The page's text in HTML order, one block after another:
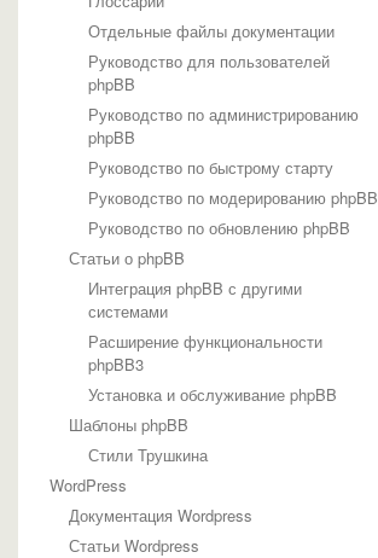
Отдельные файлы документации
Руководство для пользователей
phpBB
Руководство по администрированию
phpBB
Руководство по быстрому старту
Руководство по модерированию phpBB
Руководство по обновлению phpBB
Статьи о phpBB
Интеграция phpBB с другими
системами
Расширение функциональности
phpBB3
Установка и обслуживание phpBB
Шаблоны phpBB
Стили Трушкина
WordPress
Документация Wordpress
Статьи Wordpress